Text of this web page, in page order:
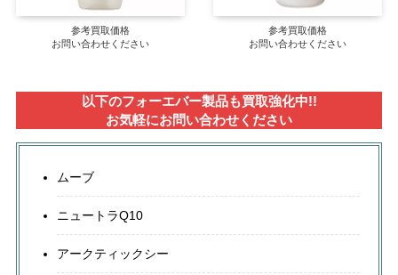
参考買取価格
お問い合わせください
参考買取価格
お問い合わせください
以下のフォーエバー製品も買取強化中!!
お気軽にお問い合わせください
ムーブ
ニュートラQ10
アークティックシー